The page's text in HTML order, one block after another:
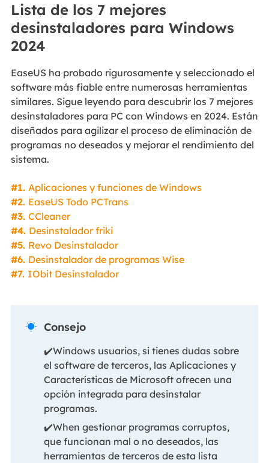
Lista de los 7 mejores
desinstaladores para Windows
2024
EaseUS ha probado rigurosamente y seleccionado el
software más fiable entre numerosas herramientas
similares. Sigue leyendo para descubrir los 7 mejores
desinstaladores para PC con Windows en 2024. Están
diseñados para agilizar el proceso de eliminación de
programas no deseados y mejorar el rendimiento del
sistema.
#1. Aplicaciones y funciones de Windows
#2. EaseUS Todo PCTrans
#3. CCleaner
#4. Desinstalador friki
#5. Revo Desinstalador
#6. Desinstalador de programas Wise
#7. IObit Desinstalador
 Consejo
✔️Windows usuarios, si tienes dudas sobre
el software de terceros, las Aplicaciones y
Características de Microsoft ofrecen una
opción integrada para desinstalar
programas.
✔️When gestionar programas corruptos,
que funcionan mal o no deseados, las
herramientas de terceros de esta lista